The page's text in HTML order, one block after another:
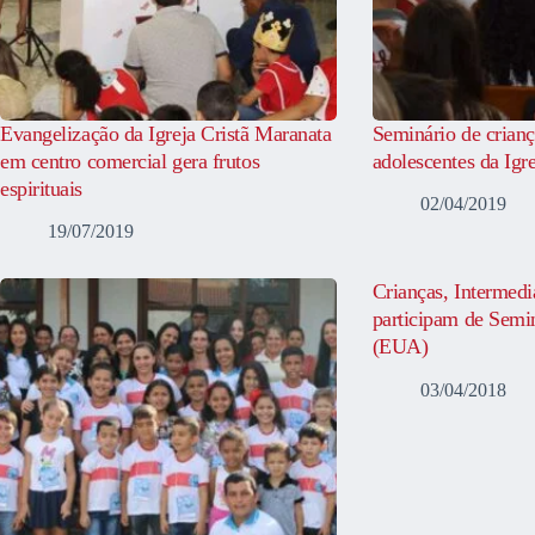
Evangelização da Igreja Cristã Maranata
em centro comercial gera frutos
espirituais
19/07/2019
Seminário de
adolescentes da
02/04/2019
Crianças,
participam de
(EUA)
03/04/2018